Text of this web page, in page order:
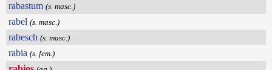
rabastum (s. masc.)
rabel (s. masc.)
rabesch (s. masc.)
rabia (s. fem.)